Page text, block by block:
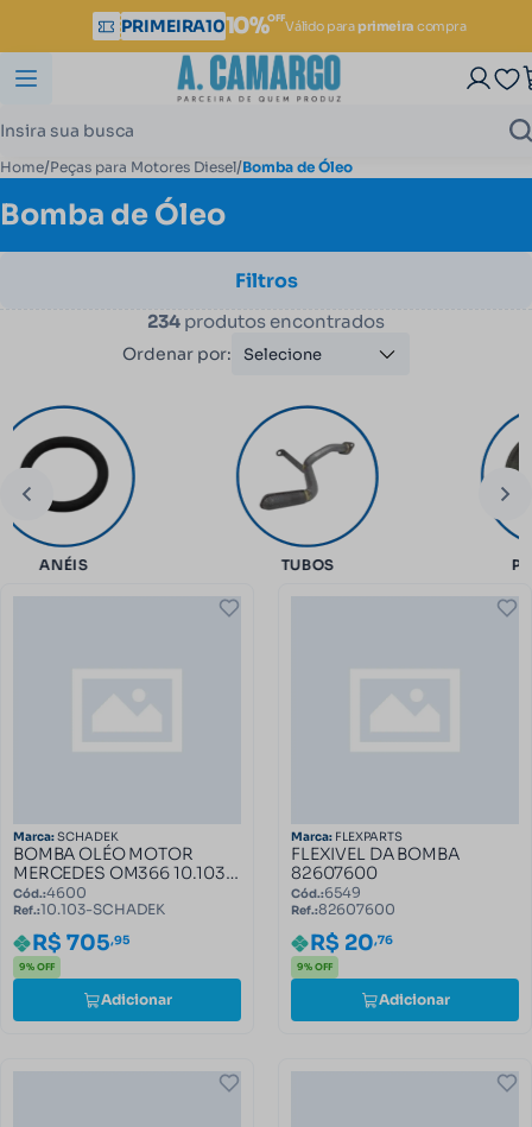
PRIMEIRA1010%OFFVálido paraprimeira compra
Home/Peças para Motores Diesel/Bomba de Óleo
Bomba de Óleo
ANÉIS TUBOS
Filtros
234 produtos encontrados
Ordenar por: Selecione
Marca:SCHADEK
BOMBA OLÉO MOTOR
MERCEDES OM366 10.103-
SCHADEK
Cód.:4600
Ref.:10.103-SCHADEK
R$ 705,95
9% OFF
Adicionar
Marca: FLEXPARTS
FLEXIVEL DA BOMBA
82607600
Cód.:6549
Ref.:82607600
R$ 20,76
9% OFF
Adicionar